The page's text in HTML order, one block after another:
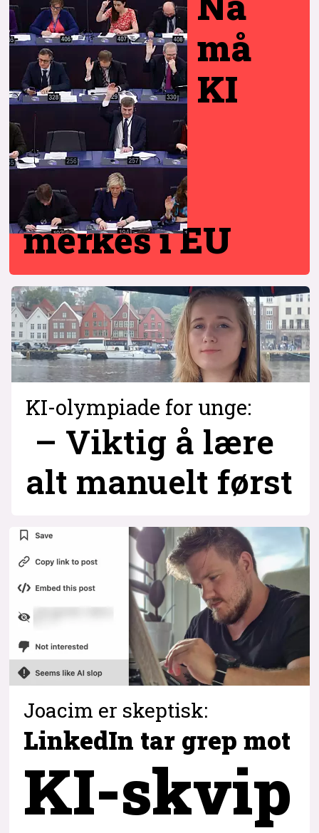
må
KI
merkes i EU
KI-olympiade for unge:
– Viktig å lære
alt manuelt først
Joacim er skeptisk:
LinkedIn tar grepmot
KI-skvip